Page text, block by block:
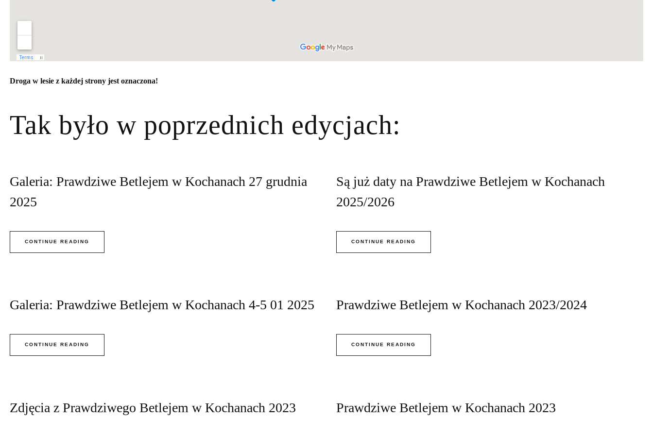
Droga w lesie z każdej strony jest oznaczona!
Tak było w poprzednich edycjach:
Galeria: Prawdziwe Betlejem w Kochanach 27 grudnia
2025
CONTINUE READING
Są już daty na Prawdziwe Betlejem w Kochanach
2025/2026
CONTINUE READING
Galeria: Prawdziwe Betlejem w Kochanach 4-5 01 2025
CONTINUE READING
Prawdziwe Betlejem w Kochanach 2023/2024
CONTINUE READING
Zdjęcia z Prawdziwego Betlejem w Kochanach 2023 Prawdziwe Betlejem w Kochanach 2023